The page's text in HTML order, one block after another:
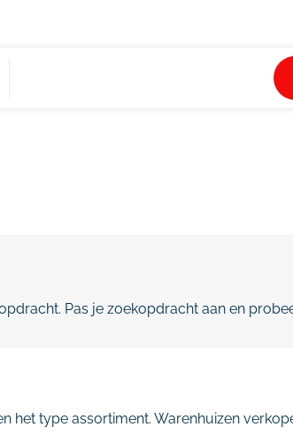
Pas je zoekopdracht aan en
het type assortiment. Warenhuizen